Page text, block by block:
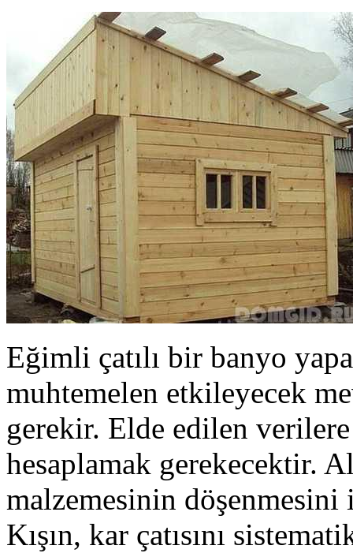
Eğimli çatılı bir banyo
muhtemelen etkileyecek
gerekir. Elde edilen
hesaplamak gerekecektir.
malzemesinin
Kışın, kar çatısını